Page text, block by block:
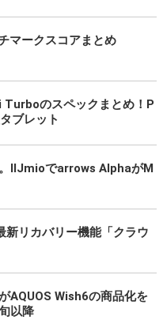
マークスコアまとめ
のスペックまとめ！P
ブレット
IIJmioでarrows AlphaがM
リカバリー機能「クラウ
AQUOS Wish6の商品化を
以降